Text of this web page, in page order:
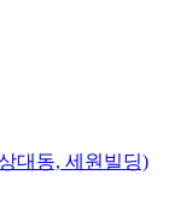
대동, 세원빌딩)